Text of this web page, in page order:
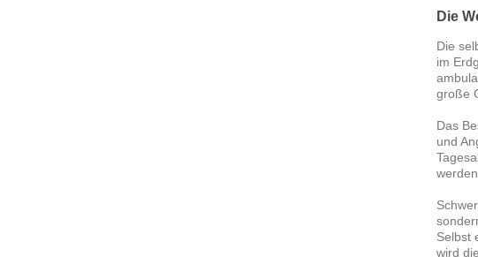
Die
Die
im
große
Das
und
Selbst
wird